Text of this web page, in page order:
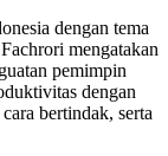
dengan tema
mengatakan
pemimpin
dengan
bertindak, serta